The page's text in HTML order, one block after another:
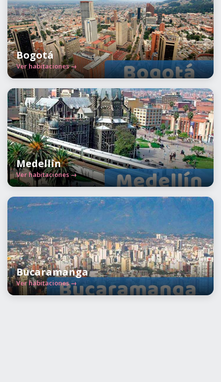
Bogotá
Ver habitaciones →
Medellín
Ver habitaciones →
Bucaramanga
Ver habitaciones →